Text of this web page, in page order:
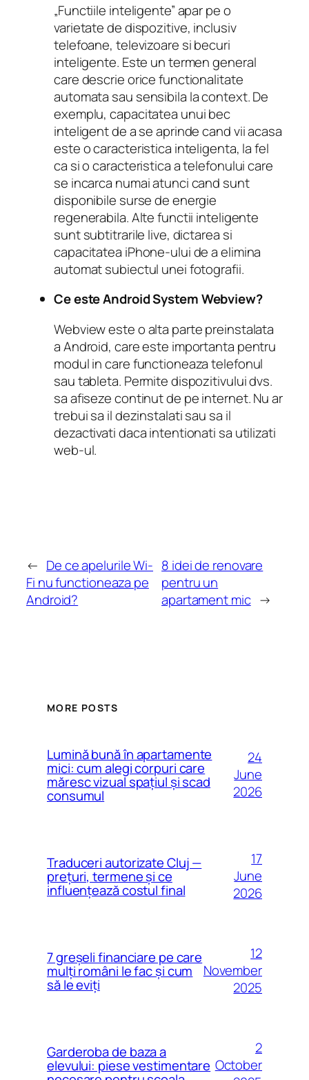
„Functiile inteligente” apar pe o
varietate de dispozitive, inclusiv
telefoane, televizoare si becuri
inteligente. Este un termen general
care descrie orice functionalitate
automata sau sensibila la context. De
exemplu, capacitatea unui bec
inteligent de a se aprinde cand vii acasa
este o caracteristica inteligenta, la fel
ca si o caracteristica a telefonului care
se incarca numai atunci cand sunt
disponibile surse de energie
regenerabila. Alte functii inteligente
sunt subtitrarile live, dictarea si
capacitatea iPhone-ului de a elimina
automat subiectul unei fotografii.
Ce este Android System Webview?
Webview este o alta parte preinstalata
a Android, care este importanta pentru
modul in care functioneaza telefonul
sau tableta. Permite dispozitivului dvs.
sa afiseze continut de pe internet. Nu ar
trebui sa il dezinstalati sau sa il
dezactivati daca intentionati sa utilizati
web-ul.
← De ce apelurile Wi-
Fi nu functioneaza pe
Android?
8 idei de renovare
pentru un
apartament mic →
MORE POSTS
Lumină bună în apartamente
mici: cum alegi corpuri care
măresc vizual spațiul și scad
consumul
24
June
2026
Traduceri autorizate Cluj —
prețuri, termene și ce
influențează costul final
17
June
2026
7 greșeli financiare pe care
mulți români le fac și cum
să le eviți
12
November
2025
Garderoba de baza a
elevului: piese vestimentare
2
October